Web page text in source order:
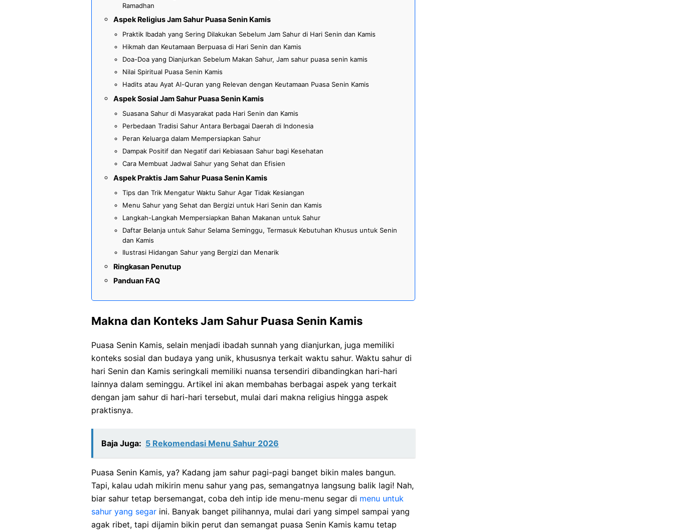
Ramadhan
Aspek Religius Jam Sahur Puasa Senin Kamis
Praktik Ibadah yang Sering Dilakukan Sebelum Jam Sahur di Hari Senin dan Kamis
Hikmah dan Keutamaan Berpuasa di Hari Senin dan Kamis
Doa-Doa yang Dianjurkan Sebelum Makan Sahur, Jam sahur puasa senin kamis
Nilai Spiritual Puasa Senin Kamis
Hadits atau Ayat Al-Quran yang Relevan dengan Keutamaan Puasa Senin Kamis
Aspek Sosial Jam Sahur Puasa Senin Kamis
Suasana Sahur di Masyarakat pada Hari Senin dan Kamis
Perbedaan Tradisi Sahur Antara Berbagai Daerah di Indonesia
Peran Keluarga dalam Mempersiapkan Sahur
Dampak Positif dan Negatif dari Kebiasaan Sahur bagi Kesehatan
Cara Membuat Jadwal Sahur yang Sehat dan Efisien
Aspek Praktis Jam Sahur Puasa Senin Kamis
Tips dan Trik Mengatur Waktu Sahur Agar Tidak Kesiangan
Menu Sahur yang Sehat dan Bergizi untuk Hari Senin dan Kamis
Langkah-Langkah Mempersiapkan Bahan Makanan untuk Sahur
Daftar Belanja untuk Sahur Selama Seminggu, Termasuk Kebutuhan Khusus untuk Senin
dan Kamis
Ilustrasi Hidangan Sahur yang Bergizi dan Menarik
Ringkasan Penutup
Panduan FAQ
Makna dan Konteks Jam Sahur Puasa Senin Kamis
Puasa Senin Kamis, selain menjadi ibadah sunnah yang dianjurkan, juga memiliki
konteks sosial dan budaya yang unik, khususnya terkait waktu sahur. Waktu sahur di
hari Senin dan Kamis seringkali memiliki nuansa tersendiri dibandingkan hari-hari
lainnya dalam seminggu. Artikel ini akan membahas berbagai aspek yang terkait
dengan jam sahur di hari-hari tersebut, mulai dari makna religius hingga aspek
praktisnya.
Baja Juga: 5 Rekomendasi Menu Sahur 2026
Puasa Senin Kamis, ya? Kadang jam sahur pagi-pagi banget bikin males bangun.
Tapi, kalau udah mikirin menu sahur yang pas, semangatnya langsung balik lagi! Nah,
biar sahur tetap bersemangat, coba deh intip ide menu-menu segar di menu untuk
sahur yang segar ini. Banyak banget pilihannya, mulai dari yang simpel sampai yang
agak ribet, tapi dijamin bikin perut dan semangat puasa Senin Kamis kamu tetap